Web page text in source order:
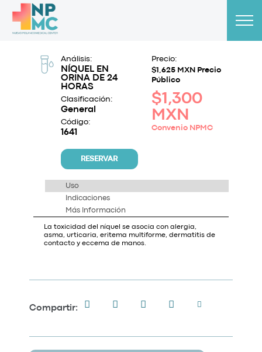
Análisis:
NÍQUEL EN
ORINA DE 24
HORAS
Clasificación:
General
Código:
1641
RESERVAR
Precio:
$1,625 MXN Precio
Público
$1,300
MXN
Convenio NPMC
Uso
Indicaciones
Más Información
La toxicidad del níquel se asocia con alergia,
asma, urticaria, eritema multiforme, dermatitis de
contacto y eccema de manos.
Compartir: